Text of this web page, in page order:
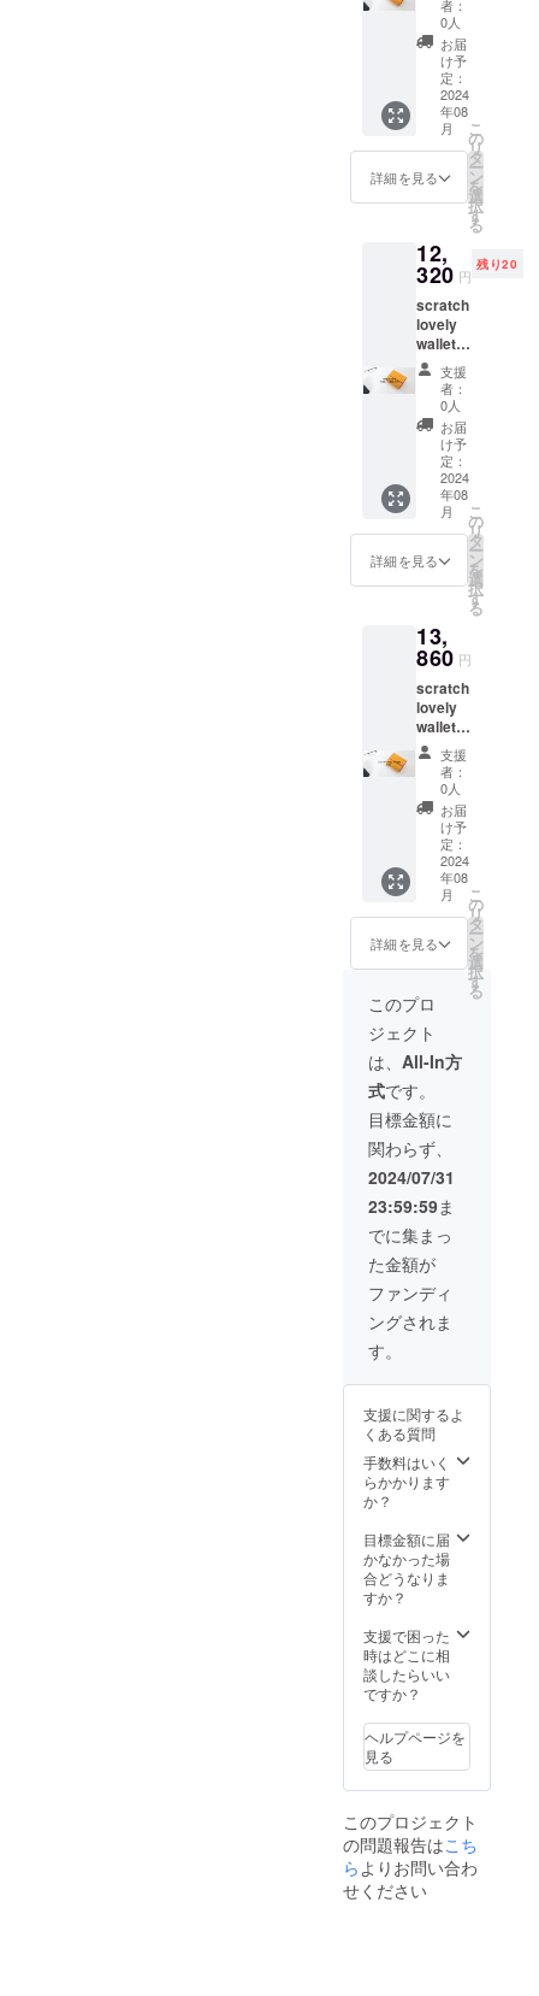
た順に
発送さ
せてい
ただき
ますの
で発送
のタイ
ミング
は申し
より異
なりま
革、資
材の入
荷状況
により
発送の
タイミ
ングが
予定よ
り前後
する場
合がご
ざいま
すので
予めご
※消費
税、送
25％OF
F】全2
色 ※10
個限定
定価
15400
円の
25%OF
F×1個
ご支援
希望の
お色を
ご選択
くださ
い。 お
申込み
いただ
きまし
た順に
発送さ
せてい
ただき
ますの
で発送
のタイ
ミング
は申し
より異
なりま
革、資
材の入
荷状況
により
発送の
タイミ
ングが
予定よ
り前後
する場
合がご
ざいま
すので
予めご
ませ。
税、送
料込み
者：
0人
お届
け予
定：
2024
年08
月
詳細を見る
こ
の
リ
タ
ー
ン
を
選
択
す
る
12,
320 円
残り20
scratch
lovely
wallet
【早割
20％OF
F】全2
色 ※20
個限定
定価
15400
円の
20%OF
F×1個
ご支援
いただ
お色を
ご選択
くださ
い。 お
申込み
いただ
きまし
た順に
発送さ
せてい
ただき
ますの
で発送
のタイ
ミング
は申し
込みの
より異
す。 ※
革、資
材の入
荷状況
により
発送の
タイミ
ングが
り前後
する場
合がご
ざいま
すので
予めご
了承く
※消費
税、送
料込み
支援
者：
0人
お届
け予
定：
2024
年08
月
詳細を見る
こ
の
リ
タ
ー
ン
を
選
択
す
る
13,
860 円
scratch
lovely
wallet
【スタ
ンダー
ド10％
割
引】
全2色
定価
15,400
円の
10%OF
Fでお求
めいた
す。 ご
支援い
ただく
際は希
望のお
色をご
選択く
ださ
い。 お
申込み
いただ
きまし
た順に
発送さ
せてい
ただき
ますの
で発送
は申し
タイミ
ングに
より異
なりま
材の入
荷状況
により
ングが
予定よ
り前後
する場
ざいま
すので
予めご
了承く
ませ。
※消費
税、送
料込み
支援
者：
0人
お届
け予
定：
2024
年08
月
詳細を見る
こ
の
リ
タ
ー
ン
を
選
択
す
る
このプロ
ジェクト
は、 All-In方
式です。
目標金額に
関わらず、
2024/07/31
23:59:59ま
でに集まっ
た金額が
ファンディ
ングされま
す。
支援に関するよ
くある質問
手数料はいく
らかかります
か？
目標金額に届
かなかった場
合どうなりま
すか？
支援で困った
時はどこに相
談したらいい
ですか？
ヘルプページを
見る
このプロジェクト
の問題報告はこち
らよりお問い合わ
せください